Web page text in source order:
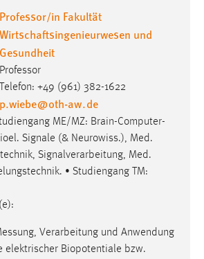
Professor/in Fakultät
Wirtschaftsingenieurwesen und
Gesundheit
Professor
Telefon: +49 (961) 382-1622
p.wiebe@oth-aw.de
ME/MZ: Brain-Computer-
Signale (& Neurowiss.), Med.
Signalverarbeitung, Med.
• Studiengang TM:
Verarbeitung und Anwendung
elektrischer Biopotentiale bzw.